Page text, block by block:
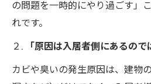
の問題を一時的にやり過ごす」
れです。
２. 「原因は入居者側にあるの
カビや臭いの発生原因は、建物